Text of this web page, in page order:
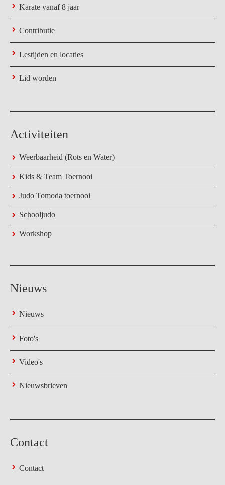
Karate vanaf 8 jaar
Contributie
Lestijden en locaties
Lid worden
Activiteiten
Weerbaarheid (Rots en Water)
Kids & Team Toernooi
Judo Tomoda toernooi
Schooljudo
Workshop
Nieuws
Nieuws
Foto's
Video's
Nieuwsbrieven
Contact
Contact